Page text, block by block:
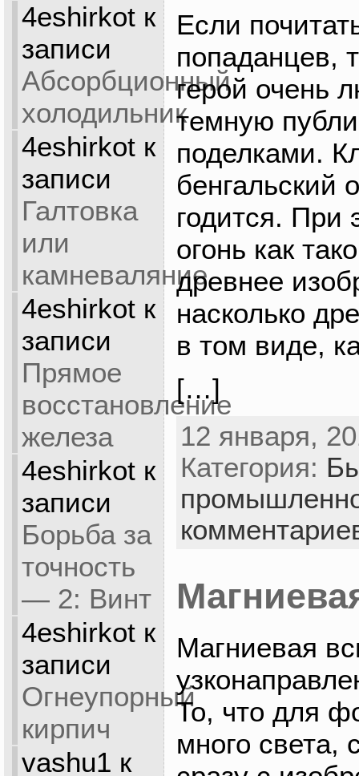
4eshirkotк
записи
Абсорбционный
холодильник
4eshirkotк
записи
Галтовка
или
камневаляние
4eshirkotк
записи
Прямое
восстановление
железа
4eshirkotк
записи
Борьба за
точность
— 2: Винт
4eshirkotк
записи
Огнеупорный
кирпич
vashu1 к
Если
попаданцев,
герой очень
темную
поделками.
бенгальский
годится. При
огонь как
древнее
насколько
в том виде,
[…]
12 января,
Категория:
Магниевая
То, что для
много света,